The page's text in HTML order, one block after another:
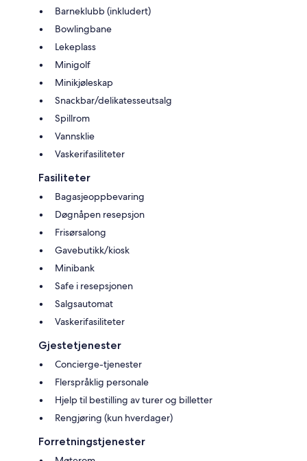
Barneklubb (inkludert)
Bowlingbane
Lekeplass
Minigolf
Minikjøleskap
Snackbar/delikatesseutsalg
Spillrom
Vannsklie
Vaskerifasiliteter
Fasiliteter
Bagasjeoppbevaring
Døgnåpen resepsjon
Frisørsalong
Gavebutikk/kiosk
Minibank
Safe i resepsjonen
Salgsautomat
Vaskerifasiliteter
Gjestetjenester
Concierge-tjenester
Flerspråklig personale
Hjelp til bestilling av turer og billetter
Rengjøring (kun hverdager)
Forretningstjenester